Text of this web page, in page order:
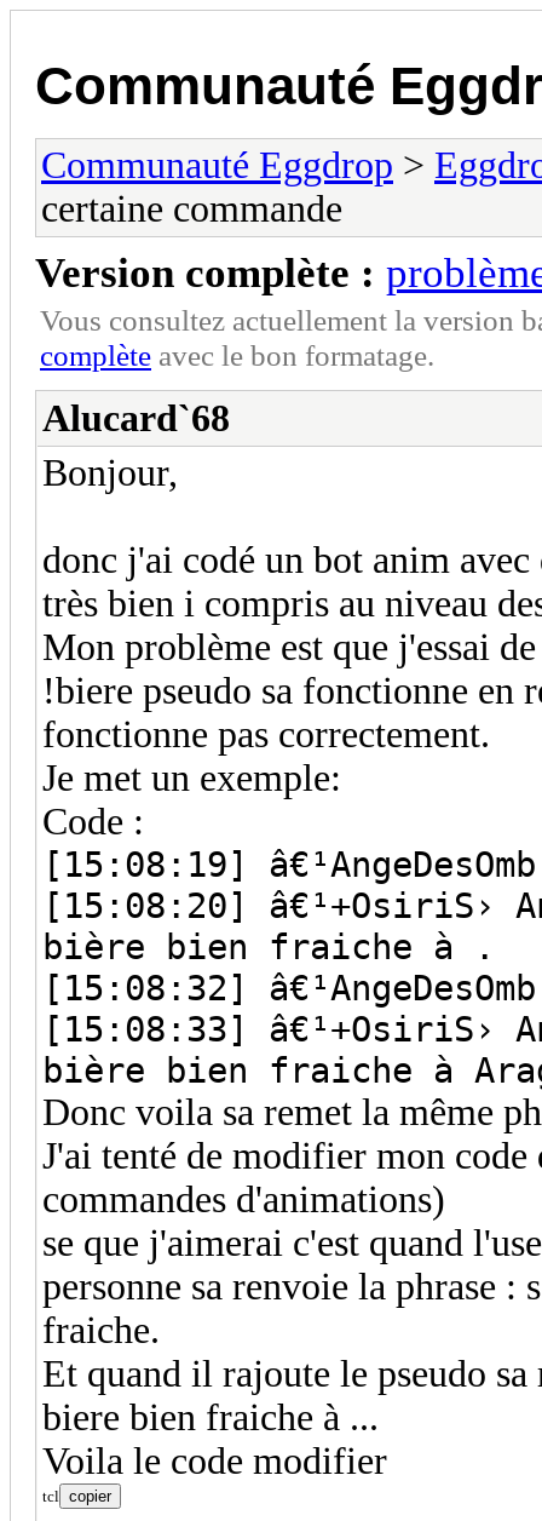
Communauté
Communauté Eggdrop >
certaine commande
Version complète :
Vous consultez actuellement la version
complète avec le bon formatage.
Alucard`68
Bonjour,
donc j'ai codé un bot anim
très bien i compris au niveau
Mon problème est que j'essai
!biere pseudo sa fonctionne en
fonctionne pas correctement.
Je met un exemple:
Code :
[15:08:19]
[15:08:20] â€¹+OsiriS›
bière bien fraiche à .
[15:08:32]
[15:08:33] â€¹+OsiriS›
bière bien fraiche à
Donc voila sa remet la même
J'ai tenté de modifier mon
commandes d'animations)
se que j'aimerai c'est quand
personne sa renvoie la phrase :
fraiche.
Et quand il rajoute le pseudo
biere bien fraiche à ...
Voila le code modifier
tcl copier